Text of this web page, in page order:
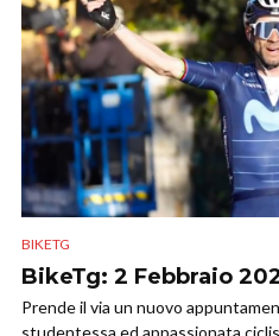
BIKETG
BikeTg: 2 Febbraio
Prende il via un nuovo
studentessa ed appassionata